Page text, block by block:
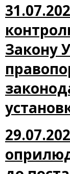
Закону